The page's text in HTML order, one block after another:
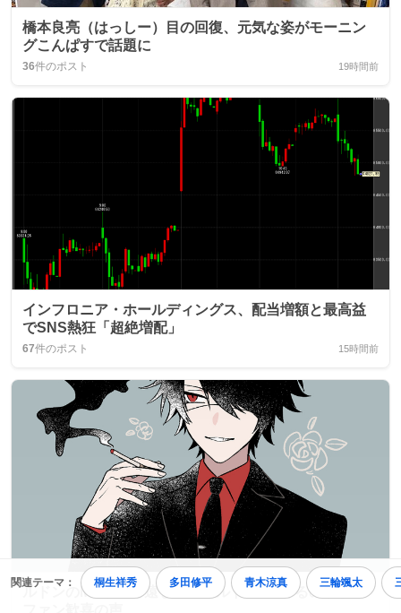
関連テーマ： 桐生祥秀 多田修平 青木涼真 三輪颯太
橋本良亮（はっしー）目の回復、元気な姿がモーニン
グこんぱすで話題に
36件のポスト 19時間前
インフロニア・ホールディングス、配当増額と最高益
でSNS熱狂「超絶増配」
67件のポスト 15時間前
ルドンのMVが待ち遠しい！「ルドンMVくるのかよ」